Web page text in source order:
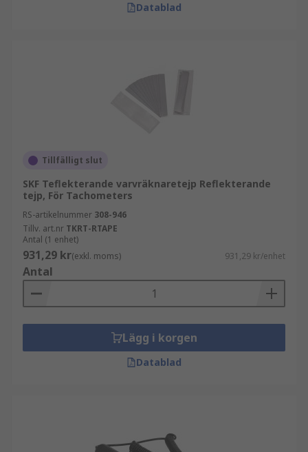
Datablad
Tillfälligt slut
SKF Teflekterande varvräknaretejp Reflekterande
tejp, För Tachometers
RS-artikelnummer 308-946
Tillv. art.nr TKRT-RTAPE
Antal (1 enhet)
931,29 kr(exkl. moms) 931,29 kr/enhet
Antal
Lägg i korgen
Datablad